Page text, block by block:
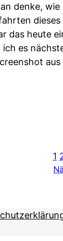
denke, wie
das heute
es
aus
1